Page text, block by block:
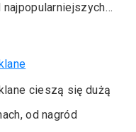
cieszą się dużą
od nagród